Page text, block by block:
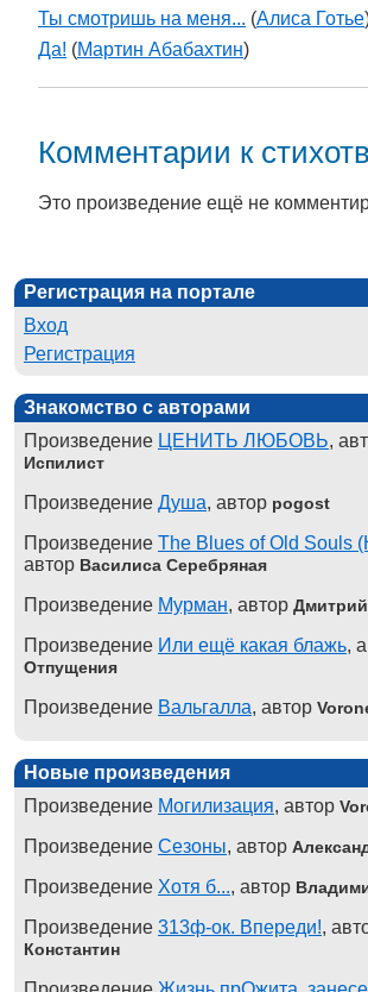
Ты смотришь на меня... (Алиса Готье
Да! (Мартин Абабахтин)
Комментарии к
Это произведение ещё не
Регистрация на портале
Вход
Регистрация
Знакомство с авторами
Произведение ЦЕНИТЬ ЛЮБОВЬ,
Испилист
Произведение Душа, автор pogost
Произведение The Blues of Old Souls
автор Василиса Серебряная
Произведение Мурман, автор
Произведение Или ещё какая блажь,
Отпущения
Произведение Вальгалла, автор
Новые произведения
Произведение Могилизация, автор
Произведение Сезоны, автор
Произведение Хотя б..., автор
Произведение 313ф-ок. Впереди!,
Константин